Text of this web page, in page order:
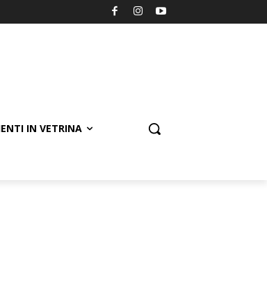
IN VETRINA